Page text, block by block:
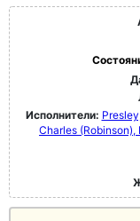
Исполнители:
Charles (Robinson),